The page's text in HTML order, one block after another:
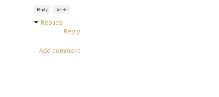
Reply Delete
Replies
Reply
Add comment